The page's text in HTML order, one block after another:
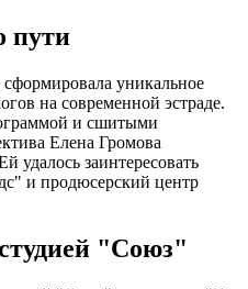
пути
уникальное
на современной эстраде.
и сшитыми
Елена Громова
удалось заинтересовать
и продюсерский центр
"Союз"